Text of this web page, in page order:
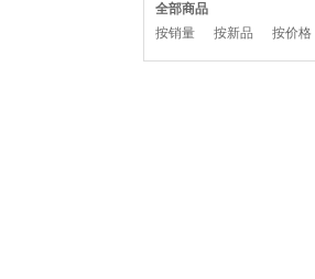
全部商品
按销量
按新品 按价格